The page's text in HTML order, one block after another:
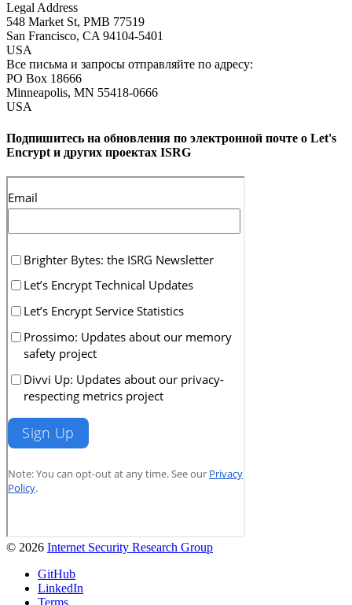
Legal Address
548 Market St, PMB 77519
San Francisco, CA 94104-5401
USA
Все письма и запросы отправляйте по адресу:
PO Box 18666
Minneapolis, MN 55418-0666
USA
Подпишитесь на обновления по электронной почте о Let's
Encrypt и других проектах ISRG
© 2026 Internet Security Research Group
GitHub
LinkedIn
Terms